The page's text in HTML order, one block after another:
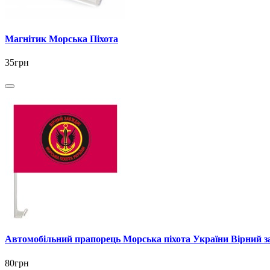
Магнітик Морська Піхота
35грн
Автомобільний прапорець Морська пiхота України Вірний
80грн